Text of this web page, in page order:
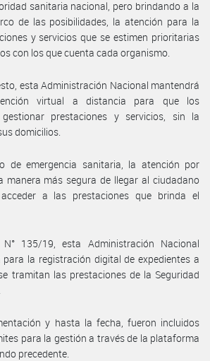
sanitaria nacional, pero brindando a la
de las posibilidades, la atención para la
y servicios que se estimen prioritarias
con los que cuenta cada organismo.
esta Administración Nacional mantendrá
virtual a distancia para que los
prestaciones y servicios, sin la
domicilios.
de emergencia sanitaria, la atención por
manera más segura de llegar al ciudadano
a las prestaciones que brinda el
135/19, esta Administración Nacional
la registración digital de expedientes a
tramitan las prestaciones de la Seguridad
y hasta la fecha, fueron incluidos
para la gestión a través de la plataforma
precedente.